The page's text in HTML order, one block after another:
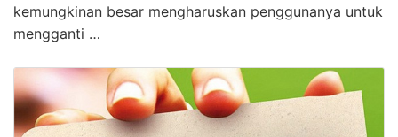
kemungkinan besar mengharuskan penggunanya untuk
mengganti …